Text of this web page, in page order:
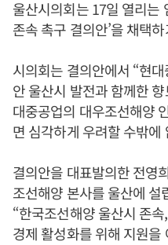
울산시의회는 17일 열리는
존속 촉구 결의안’을 채택
시의회는 결의안에서 “현
안 울산시 발전과 함께한
대중공업의 대우조선해양
면 심각하게 우려할 수밖에
결의안을 대표발의한 전영
조선해양 본사를 울산에
“한국조선해양 울산시 존
경제 활성화를 위해 지원